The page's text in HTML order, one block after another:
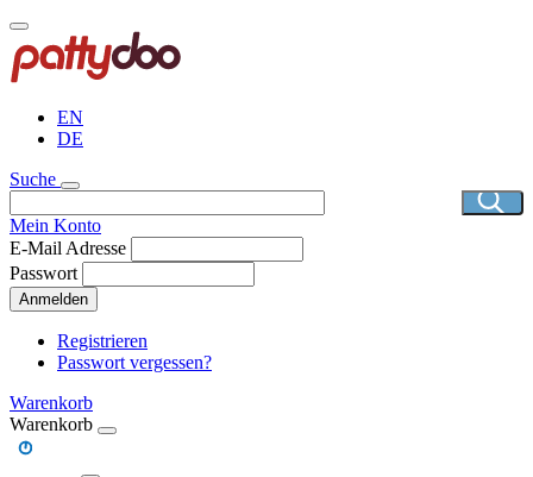
Direkt
zum
Inhalt
EN
DE
Suche
Mein Konto
E-Mail Adresse
Passwort
Anmelden
Registrieren
Passwort vergessen?
Warenkorb
Warenkorb